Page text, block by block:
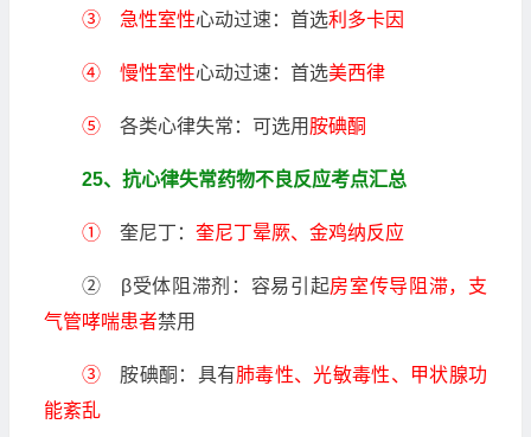
③ 急性室性心动过速：首选利多卡因
④ 慢性室性心动过速：首选美西律
⑤ 各类心律失常：可选用 胺碘酮
25、抗心律失常药物不良反应考点汇总
① 奎尼丁： 奎尼丁晕厥、金鸡纳反应
② β受体阻滞剂：容易引起房室传导阻滞，支
气管哮喘患者禁用
③ 胺碘酮：具有肺毒性、光敏毒性、甲状腺功
能紊乱